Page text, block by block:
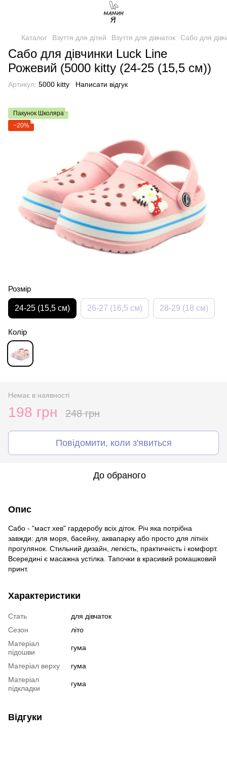
Каталог Взуття для дітей Взуття для дівчаток Сабо для
Сабо для дівчинки Luck Line
Рожевий (5000 kitty (24-25 (15,5 см))
Артикул: 5000 kitty Написати відгук
Пакунок Школяра
−20%
Розмір
24-25 (15,5 см) 26-27 (16,5 см) 28-29 (18 см)
Колір
Немає в наявності
198 грн 248 грн
Повідомити, коли з'явиться
До обраного
Опис
Сабо - "маст хев" гардеробу всіх діток. Річ яка потрібна
завжди: для моря, басейну, аквапарку або просто для літніх
прогулянок. Стильний дизайн, легкість, практичність і комфорт.
Всередині є масажна устілка. Тапочки в красивий ромашковий
принт.
Характеристики
Стать
для дівчаток
Сезон
літо
Матеріал
підошви
гума
Матеріал верху
гума
Матеріал
підкладки
гума
Відгуки